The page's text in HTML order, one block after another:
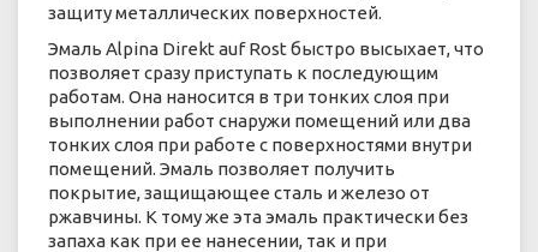
защиту металлических поверхностей.
Эмаль Alpina Direkt auf Rost быстро высыхает, что
позволяет сразу приступать к последующим
работам. Она наносится в три тонких слоя при
выполнении работ снаружи помещений или два
тонких слоя при работе с поверхностями внутри
помещений. Эмаль позволяет получить
покрытие, защищающее сталь и железо от
ржавчины. К тому же эта эмаль практически без
запаха как при ее нанесении, так и при